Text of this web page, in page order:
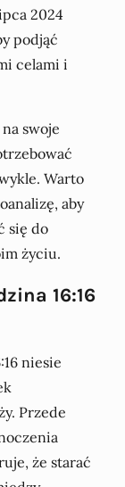
2024
podjąć
celami i
swoje
Warto
aby
się do
życiu.
16:16
niesie
Przede
że starać